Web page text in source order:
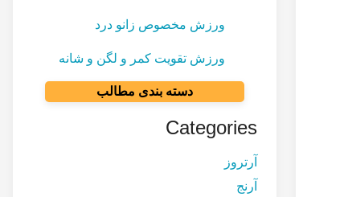
ورزش مخصوص زانو درد
ورزش تقویت کمر و لگن و شانه
دسته بندی مطالب
Categories
آرتروز
آرنج